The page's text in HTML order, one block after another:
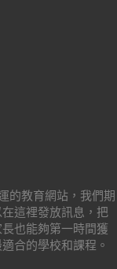
的教育網站，我們期
這裡發放訊息，把
也能夠第一時間獲
合的學校和課程。